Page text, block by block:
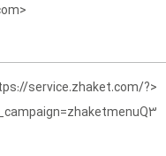
<a href="https://webnegah.com/">لینک سایت</a>
?